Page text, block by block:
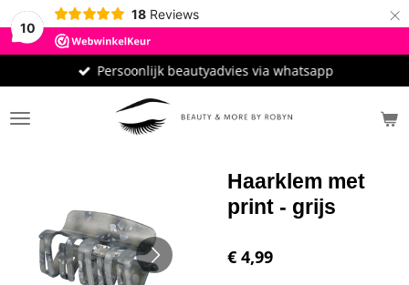
10
18 Reviews ×
Persoonlijk beautyadvies via whatsapp
Haarklem met
print - grijs
€ 4,99